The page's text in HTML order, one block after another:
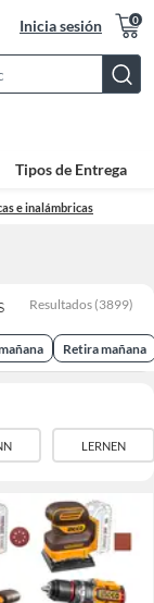
Inicia sesión 0
Bar
Tipos de Entrega
e inalámbricas
Resultados (3899)
Retira mañana
LERNEN